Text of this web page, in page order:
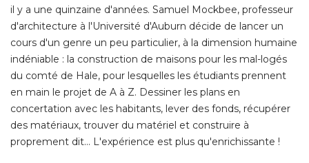
il y a une quinzaine d'années. Samuel Mockbee, professeur
d'architecture à l'Université d'Auburn décide de lancer un
cours d'un genre un peu particulier, à la dimension humaine
indéniable : la construction de maisons pour les mal-logés
du comté de Hale, pour lesquelles les étudiants prennent
en main le projet de A à Z. Dessiner les plans en
concertation avec les habitants, lever des fonds, récupérer
des matériaux, trouver du matériel et construire à
proprement dit... L'expérience est plus qu'enrichissante !